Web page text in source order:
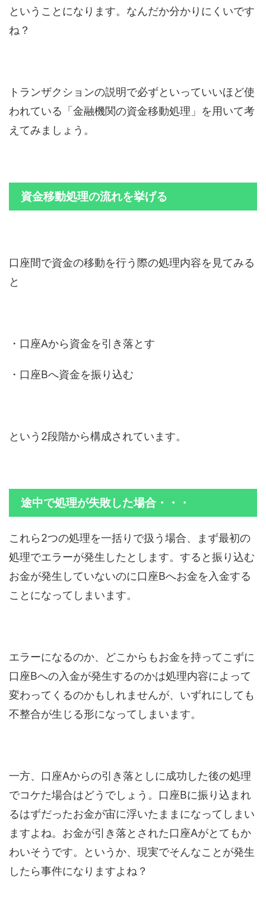
ということになります。なんだか分かりにくいです
ね？
トランザクションの説明で必ずといっていいほど使
われている「金融機関の資金移動処理」を用いて考
えてみましょう。
資金移動処理の流れを挙げる
口座間で資金の移動を行う際の処理内容を見てみる
と
・口座Aから資金を引き落とす
・口座Bへ資金を振り込む
という2段階から構成されています。
途中で処理が失敗した場合・・・
これら2つの処理を一括りで扱う場合、まず最初の
処理でエラーが発生したとします。すると振り込む
お金が発生していないのに口座Bへお金を入金する
ことになってしまいます。
エラーになるのか、どこからもお金を持ってこずに
口座Bへの入金が発生するのかは処理内容によって
変わってくるのかもしれませんが、いずれにしても
不整合が生じる形になってしまいます。
一方、口座Aからの引き落としに成功した後の処理
でコケた場合はどうでしょう。口座Bに振り込まれ
るはずだったお金が宙に浮いたままになってしまい
ますよね。お金が引き落とされた口座Aがとてもか
わいそうです。というか、現実でそんなことが発生
したら事件になりますよね？